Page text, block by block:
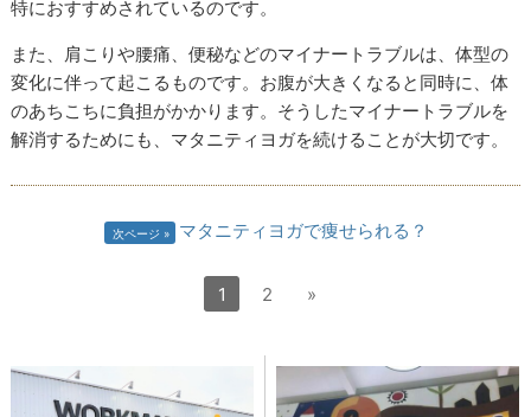
特におすすめされているのです。
また、肩こりや腰痛、便秘などのマイナートラブルは、体型の
変化に伴って起こるものです。お腹が大きくなると同時に、体
のあちこちに負担がかかります。そうしたマイナートラブルを
解消するためにも、マタニティヨガを続けることが大切です。
次ページ マタニティヨガで痩せられる？
1 2 »